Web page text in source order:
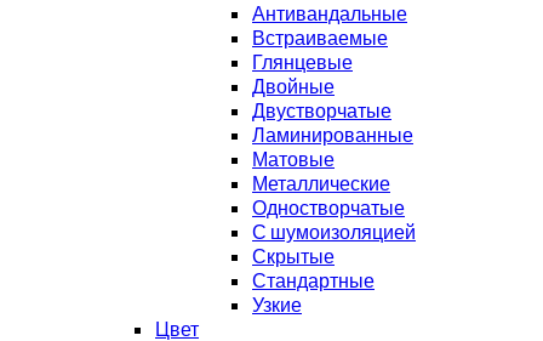
Антивандальные
Встраиваемые
Глянцевые
Двойные
Двустворчатые
Ламинированные
Матовые
Металлические
Одностворчатые
С шумоизоляцией
Скрытые
Стандартные
Узкие
Цвет